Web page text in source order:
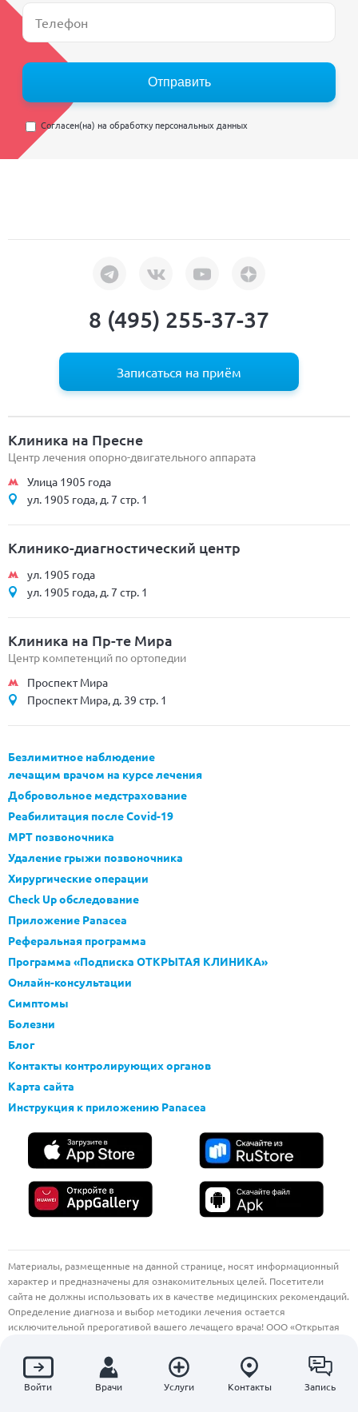
Отправить
Согласен(на) на обработку персональных данных
8 (495) 255-37-37
Записаться на приём
Клиника на Пресне
Центр лечения опорно-двигательного аппарата
Улица 1905 года
ул. 1905 года, д. 7 стр. 1
Клинико-диагностический центр
ул. 1905 года
ул. 1905 года, д. 7 стр. 1
Клиника на Пр-те Мира
Центр компетенций по ортопедии
Проспект Мира
Проспект Мира, д. 39 стр. 1
Безлимитное наблюдение
лечащим врачом на курсе лечения
Добровольное медстрахование
Реабилитация после Covid-19
МРТ позвоночника
Удаление грыжи позвоночника
Хирургические операции
Check Up обследование
Приложение Panacea
Реферальная программа
Программа «Подписка ОТКРЫТАЯ КЛИНИКА»
Онлайн-консультации
Симптомы
Болезни
Блог
Контакты контролирующих органов
Карта сайта
Инструкция к приложению Panacea
Материалы, размещенные на данной странице, носят информационный
характер и предназначены для ознакомительных целей. Посетители
сайта не должны использовать их в качестве медицинских рекомендаций.
Определение диагноза и выбор методики лечения остается
исключительной прерогативой вашего лечащего врача! ООО «Открытая
последствия, возникшие в результате использования информации,
размещенной на сайте.
Информация, размещенная на сайте, не является публичной офертой.
Войти Врачи Услуги Контакты Запись